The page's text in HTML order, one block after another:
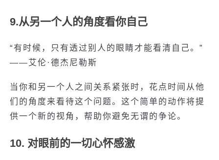
9.从另一个人的角度看你自己
“有时候，只有透过别人的眼睛才能看清自己。”
——艾伦·德杰尼勒斯
当你和另一个人之间关系紧张时，花点时间从他
们的角度来看待这个问题。这个简单的动作将提
供一个新的视角，帮助你避免无谓的争论。
10. 对眼前的一切心怀感激